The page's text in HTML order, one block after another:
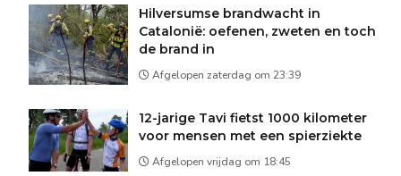
Hilversumse brandwacht in
Catalonië: oefenen, zweten en toch
de brand in
Afgelopen zaterdag om 23:39
12-jarige Tavi fietst 1000 kilometer
voor mensen met een spierziekte
Afgelopen vrijdag om 18:45